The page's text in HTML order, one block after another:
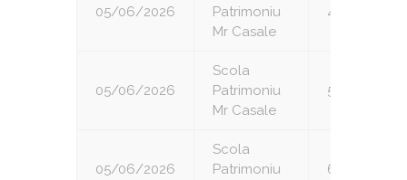
05/06/2026
Patrimoniu
Mr Casale
4
05/06/2026
Scola
Patrimoniu
Mr Casale
5
05/06/2026
Scola
Patrimoniu
6